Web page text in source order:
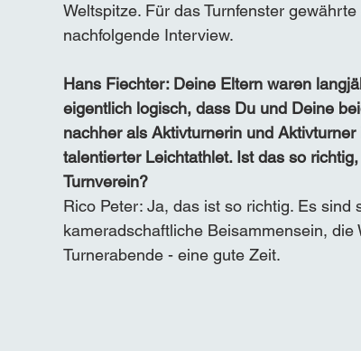
Weltspitze. Für das Turnfenster
nachfolgende Interview.
Hans Fiechter: Deine Eltern waren
eigentlich logisch, dass Du und Deine
nachher als Aktivturnerin und
talentierter Leichtathlet. Ist das so
Turnverein?
Rico Peter: Ja, das ist so richtig. Es
kameradschaftliche Beisammensein,
Turnerabende - eine gute Zeit.